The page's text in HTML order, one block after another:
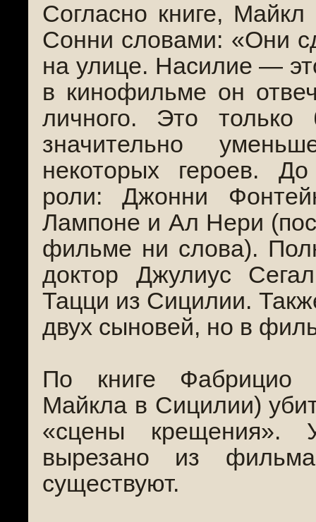
Согласно книге,
Сонни словами: «Они
на улице. Насилие —
в кинофильме он
личного. Это
значительно
некоторых героев.
роли: Джонни
Лампоне и Ал Нери
фильме ни слова).
доктор Джулиус
Тацци из Сицилии.
двух сыновей, но в
По книге Фабрицио
Майкла в Сицилии)
«сцены крещения».
вырезано из
существуют.